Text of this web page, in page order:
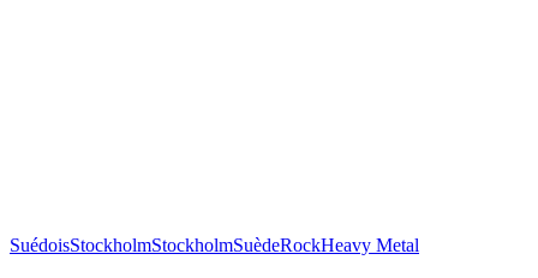
SuédoisStockholmStockholmSuèdeRockHeavy Metal